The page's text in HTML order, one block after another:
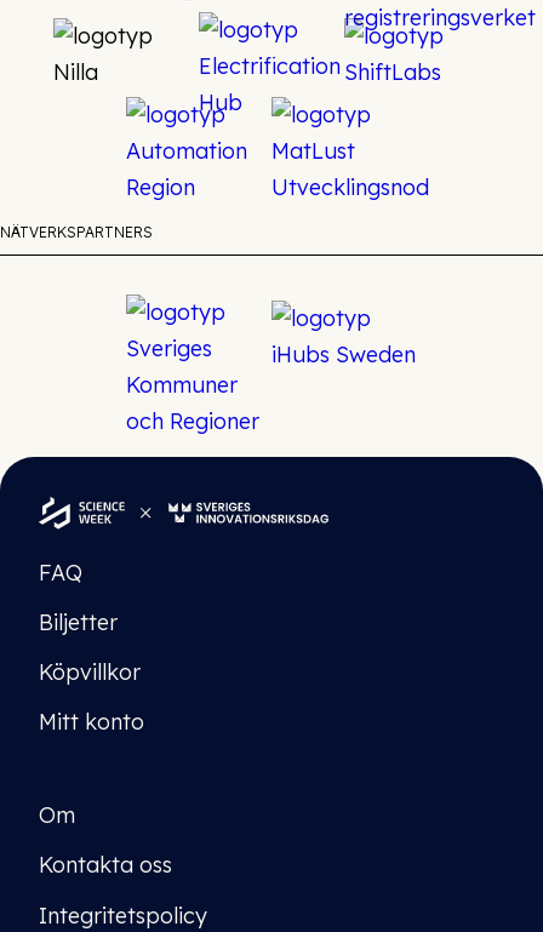
NÄTVERKSPARTNERS
FAQ
Biljetter
Köpvillkor
Mitt konto
Om
Kontakta oss
Integritetspolicy